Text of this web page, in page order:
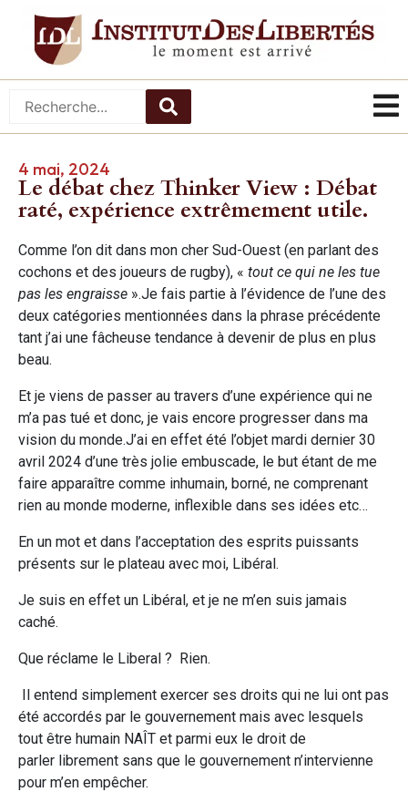
4 mai, 2024
Le débat chez Thinker View : Débat
raté, expérience extrêmement utile.
Comme l’on dit dans mon cher Sud-Ouest (en parlant des
cochons et des joueurs de rugby), « tout ce qui ne les tue
pas les engraisse ».Je fais partie à l’évidence de l’une des
deux catégories mentionnées dans la phrase précédente
tant j’ai une fâcheuse tendance à devenir de plus en plus
beau.
Et je viens de passer au travers d’une expérience qui ne
m’a pas tué et donc, je vais encore progresser dans ma
vision du monde.J’ai en effet été l’objet mardi dernier 30
avril 2024 d’une très jolie embuscade, le but étant de me
faire apparaître comme inhumain, borné, ne comprenant
rien au monde moderne, inflexible dans ses idées etc…
En un mot et dans l’acceptation des esprits puissants
présents sur le plateau avec moi, Libéral.
Je suis en effet un Libéral, et je ne m’en suis jamais
caché.
Que réclame le Liberal ? Rien.
Il entend simplement exercer ses droits qui ne lui ont pas
été accordés par le gouvernement mais avec lesquels
tout être humain NAÎT et parmi eux le droit de
parler librement sans que le gouvernement n’intervienne
pour m’en empêcher.